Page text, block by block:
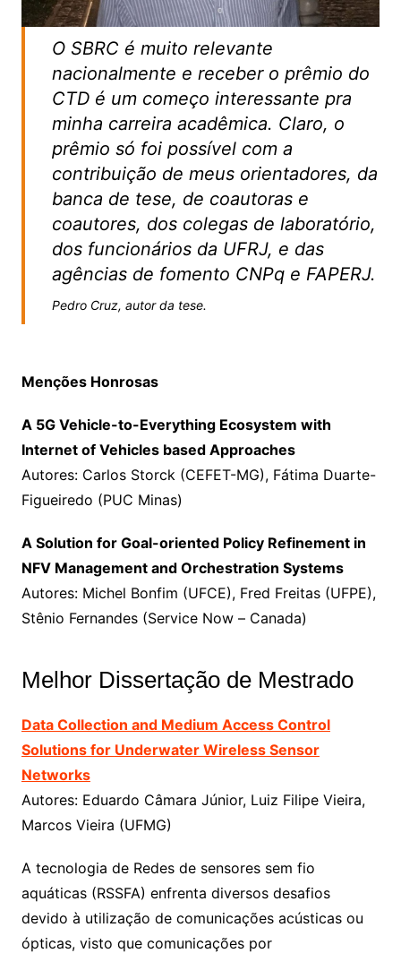
O SBRC é muito relevante
nacionalmente e receber o prêmio do
CTD é um começo interessante pra
minha carreira acadêmica. Claro, o
prêmio só foi possível com a
contribuição de meus orientadores, da
banca de tese, de coautoras e
coautores, dos colegas de laboratório,
dos funcionários da UFRJ, e das
agências de fomento CNPq e FAPERJ.
Pedro Cruz, autor da tese.
Menções Honrosas
A 5G Vehicle-to-Everything Ecosystem with
Internet of Vehicles based Approaches
Autores: Carlos Storck (CEFET-MG), Fátima Duarte-
Figueiredo (PUC Minas)
A Solution for Goal-oriented Policy Refinement in
NFV Management and Orchestration Systems
Autores: Michel Bonfim (UFCE), Fred Freitas (UFPE),
Stênio Fernandes (Service Now – Canada)
Melhor Dissertação de Mestrado
Data Collection and Medium Access Control
Solutions for Underwater Wireless Sensor
Networks
Autores: Eduardo Câmara Júnior, Luiz Filipe Vieira,
Marcos Vieira (UFMG)
A tecnologia de Redes de sensores sem fio
aquáticas (RSSFA) enfrenta diversos desafios
devido à utilização de comunicações acústicas ou
ópticas, visto que comunicações por